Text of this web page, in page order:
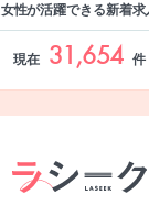
女性が活躍できる新着求
現在 31,654 件